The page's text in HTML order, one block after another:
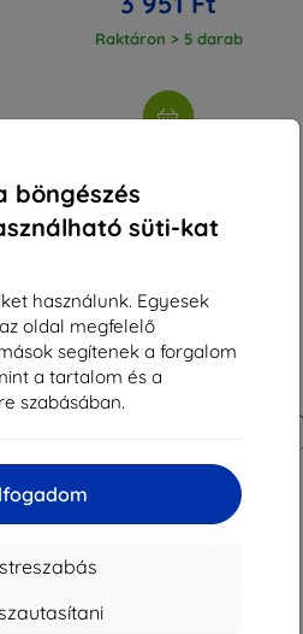
böngészés
süti-kat
használunk. Egyesek
oldal megfelelő
segítenek a forgalom
a tartalom és a
szabásában.
Raktáron > 5 darab
-10%
3mk Silky Matt Privacy védőfólia
Samsung Galaxy S10e-hez
Raktáron > 5 darab